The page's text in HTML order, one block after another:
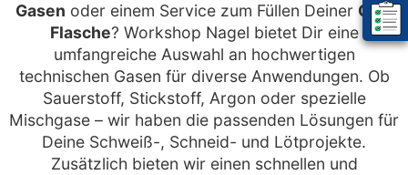
Mein
Gasen oder einem Service zum Füllen Deiner CO2
Flasche? Workshop Nagel bietet Dir eine
umfangreiche Auswahl an hochwertigen
technischen Gasen für diverse Anwendungen. Ob
Sauerstoff, Stickstoff, Argon oder spezielle
Mischgase – wir haben die passenden Lösungen für
Deine Schweiß-, Schneid- und Lötprojekte.
Zusätzlich bieten wir einen schnellen und